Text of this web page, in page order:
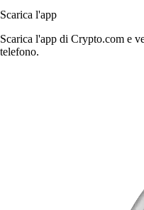
Scarica l'app
Scarica l'app di Crypto.com e
telefono.